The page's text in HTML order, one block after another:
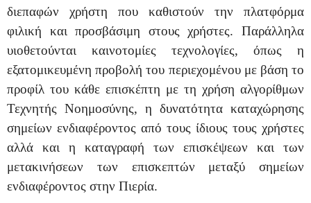
διεπαφών χρήστη που καθιστούν την πλατφόρμα
φιλική και προσβάσιμη στους χρήστες. Παράλληλα
υιοθετούνται καινοτομίες τεχνολογίες, όπως η
εξατομικευμένη προβολή του περιεχομένου με βάση το
προφίλ του κάθε επισκέπτη με τη χρήση αλγορίθμων
Τεχνητής Νοημοσύνης, η δυνατότητα καταχώρησης
σημείων ενδιαφέροντος από τους ίδιους τους χρήστες
αλλά και η καταγραφή των επισκέψεων και των
μετακινήσεων των επισκεπτών μεταξύ σημείων
ενδιαφέροντος στην Πιερία.